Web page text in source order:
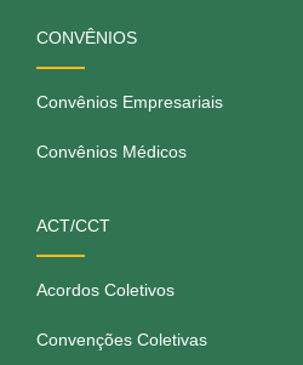
CONVÊNIOS
Convênios Empresariais
Convênios Médicos
ACT/CCT
Acordos Coletivos
Convenções Coletivas